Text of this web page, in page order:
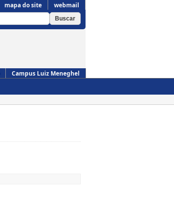
webmail
mapa do site
Campus Luiz Meneghel